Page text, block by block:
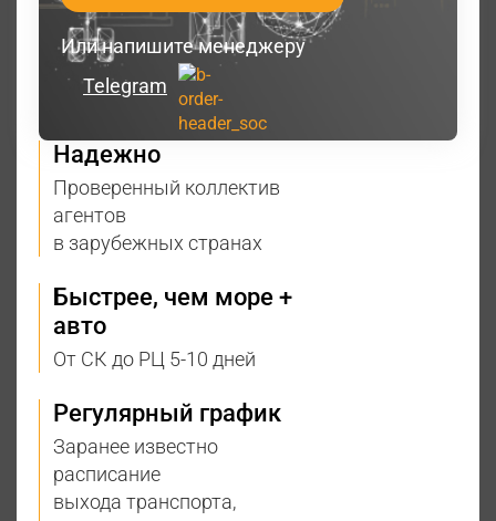
Или напишите менеджеру
Telegram
Надежно
Проверенный коллектив
агентов
в зарубежных странах
Быстрее, чем море +
авто
От СК до РЦ 5-10 дней
Регулярный график
Заранее известно
расписание
выхода транспорта,